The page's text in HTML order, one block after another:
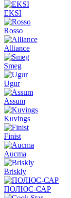
EKSI
Rosso
Alliance
Smeg
Ugur
Assum
Kuvings
Finist
Aucma
Briskly
ПОЛЮС-САР